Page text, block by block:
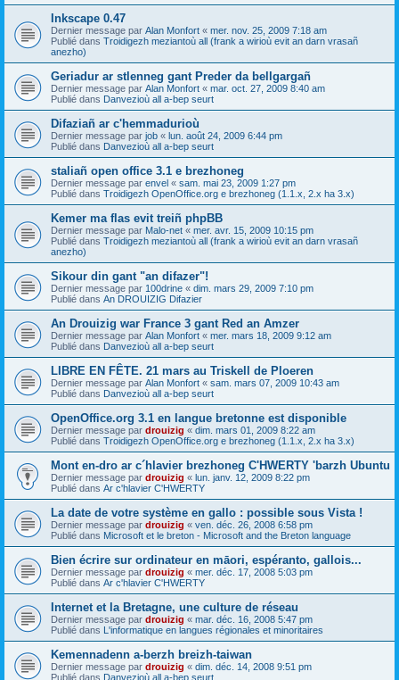
Inkscape 0.47
Dernier message par Alan Monfort « mer. nov. 25, 2009 7:18 am
Publié dans Troidigezh meziantoù all (frank a wirioù evit an darn vrasañ
anezho)
Geriadur ar stlenneg gant Preder da bellgargañ
Dernier message par Alan Monfort « mar. oct. 27, 2009 8:40 am
Publié dans Danvezioù all a-bep seurt
Difaziañ ar c'hemmadurioù
Dernier message par job « lun. août 24, 2009 6:44 pm
Publié dans Danvezioù all a-bep seurt
staliañ open office 3.1 e brezhoneg
Dernier message par envel « sam. mai 23, 2009 1:27 pm
Publié dans Troidigezh OpenOffice.org e brezhoneg (1.1.x, 2.x ha 3.x)
Kemer ma flas evit treiñ phpBB
Dernier message par Malo-net « mer. avr. 15, 2009 10:15 pm
Publié dans Troidigezh meziantoù all (frank a wirioù evit an darn vrasañ
anezho)
Sikour din gant "an difazer"!
Dernier message par 100drine « dim. mars 29, 2009 7:10 pm
Publié dans An DROUIZIG Difazier
An Drouizig war France 3 gant Red an Amzer
Dernier message par Alan Monfort « mer. mars 18, 2009 9:12 am
Publié dans Danvezioù all a-bep seurt
LIBRE EN FÊTE. 21 mars au Triskell de Ploeren
Dernier message par Alan Monfort « sam. mars 07, 2009 10:43 am
Publié dans Danvezioù all a-bep seurt
OpenOffice.org 3.1 en langue bretonne est disponible
Dernier message par drouizig « dim. mars 01, 2009 8:22 am
Publié dans Troidigezh OpenOffice.org e brezhoneg (1.1.x, 2.x ha 3.x)
Mont en-dro ar c´hlavier brezhoneg C'HWERTY 'barzh Ubuntu
Dernier message par drouizig « lun. janv. 12, 2009 8:22 pm
Publié dans Ar c'hlavier C'HWERTY
La date de votre système en gallo : possible sous Vista !
Dernier message par drouizig « ven. déc. 26, 2008 6:58 pm
Publié dans Microsoft et le breton - Microsoft and the Breton language
Bien écrire sur ordinateur en māori, espéranto, gallois...
Dernier message par drouizig « mer. déc. 17, 2008 5:03 pm
Publié dans Ar c'hlavier C'HWERTY
Internet et la Bretagne, une culture de réseau
Dernier message par drouizig « mar. déc. 16, 2008 5:47 pm
Publié dans L'informatique en langues régionales et minoritaires
Kemennadenn a-berzh breizh-taiwan
Dernier message par drouizig « dim. déc. 14, 2008 9:51 pm
Publié dans Danvezioù all a-bep seurt